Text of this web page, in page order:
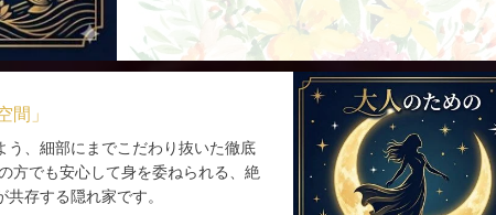
間」
う、細部にまでこだわり抜いた徹底
方でも安心して身を委ねられる、絶
存する隠れ家です。